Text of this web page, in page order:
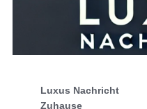
Luxus Nachricht
Zuhause